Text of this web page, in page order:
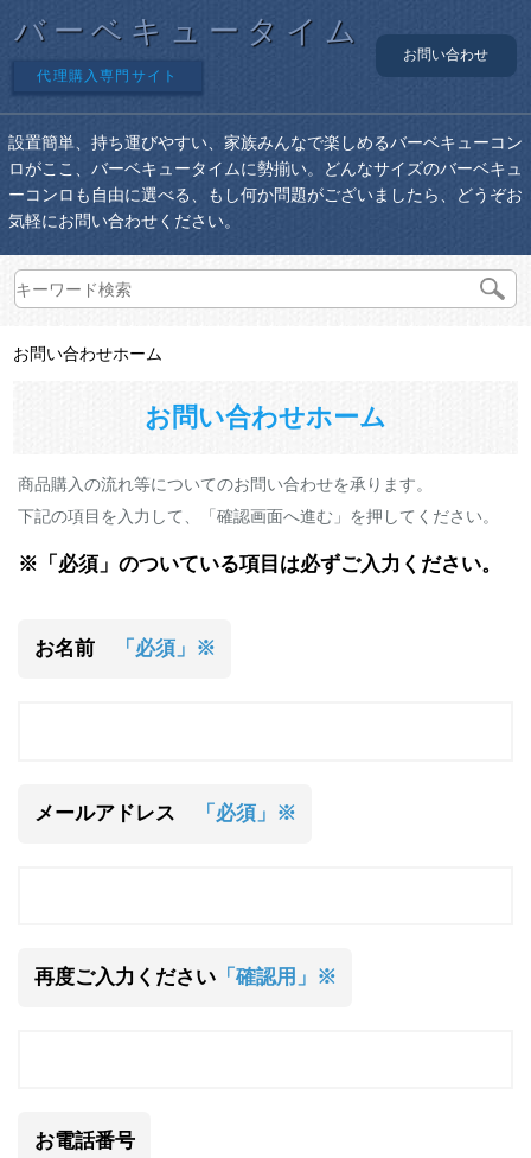
バーベキュータイム
代理購入専門サイト
お問い合わせ
設置簡単、持ち運びやすい、家族みんなで楽しめるバーベキューコン
ロがここ、バーベキュータイムに勢揃い。どんなサイズのバーベキュ
ーコンロも自由に選べる、もし何か問題がございましたら、どうぞお
気軽にお問い合わせください。
お問い合わせホーム
お問い合わせホーム
商品購入の流れ等についてのお問い合わせを承ります。
下記の項目を入力して、「確認画面へ進む」を押してください。
※「必須」のついている項目は必ずご入力ください。
お名前 「必須」※
メールアドレス 「必須」※
再度ご入力ください「確認用」※
お電話番号